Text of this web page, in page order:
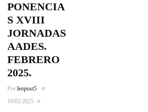
PONENCIA
S XVIII
JORNADAS
AADES.
FEBRERO
2025.
Por leopost5
10/02/2025